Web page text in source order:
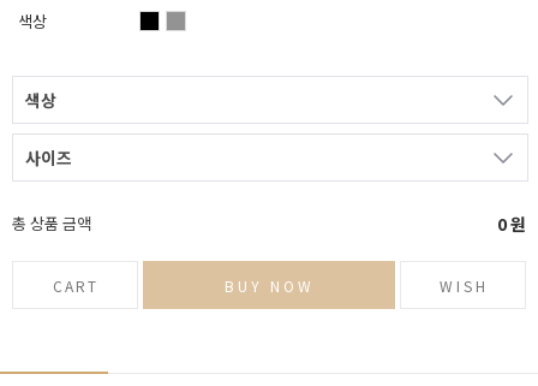
색상
색상
사이즈
총 상품 금액 0원
CART BUY NOW WISH